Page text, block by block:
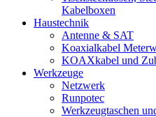
Kabelboxen
Haustechnik
Antenne & SAT
Koaxialkabel
KOAXkabel und
Werkzeuge
Netzwerk
Runpotec
Werkzeugtaschen